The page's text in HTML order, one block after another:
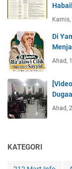
Di
Ahad,
Ahad,
KATEGORI